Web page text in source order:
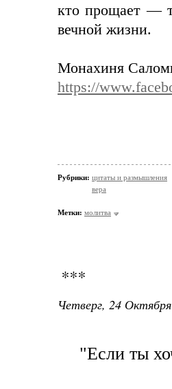
кто прощает —
вечной жизни.
Монахиня
https://
Рубрики: цитаты и размышления
вера
Метки: молитва
***
Четверг, 24
"Если ты